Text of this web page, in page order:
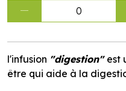
0
l'infusion "digestion" est
être qui aide à la